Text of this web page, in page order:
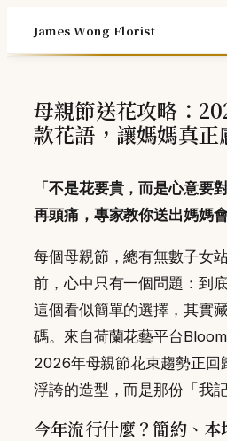
content
James Wong Florist
母親節送花攻略：
款花語，讓媽媽真正
「不是花要貴，而是心意
再頭痛，專家教你送出媽媽
每個母親節，總有無數子女
前，心中只有一個問題：到
這個看似簡單的選擇，其實
碼。來自荷蘭花藝平台
2026年母親節花束趨勢正
浮誇的造型，而是那份「我
今年流行什麼？簡約、本